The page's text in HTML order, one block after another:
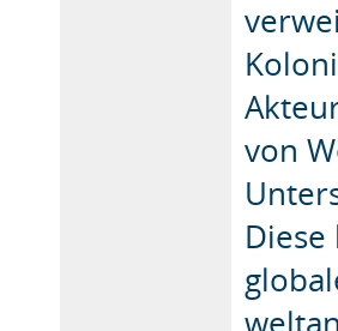
von